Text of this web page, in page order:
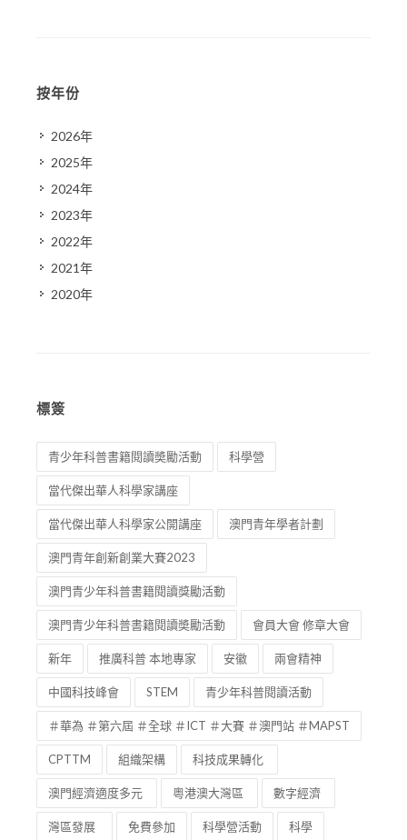
按年份
2026年
2025年
2024年
2023年
2022年
2021年
2020年
標簽
青少年科普書籍閱讀奬勵活動 科學營
當代傑出華人科學家講座
當代傑出華人科學家公開講座 澳門青年學者計劃
澳門青年創新創業大賽2023
澳門青少年科普書籍閱讀獎勵活動
澳門青少年科普書籍閱讀奬勵活動 會員大會 修章大會
新年 推廣科普 本地專家 安徽 兩會精神
中國科技峰會 STEM 青少年科普閱讀活動
＃華為 ＃第六屆 ＃全球 ＃ICT ＃大賽 ＃澳門站 ＃MAPST
CPTTM 組織架構 科技成果轉化
澳門經濟適度多元 粵港澳大灣區 數字經濟
灣區發展 免費參加 科學營活動 科學